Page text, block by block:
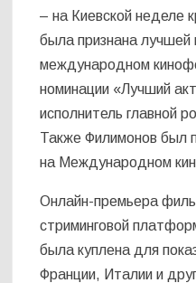
– на Киевской неделе
была признана лучшей
международном
номинации «Лучший
исполнитель главной
Также Филимонов был
на Международном
Онлайн-премьера
стриминговой
была куплена для
Франции, Италии и